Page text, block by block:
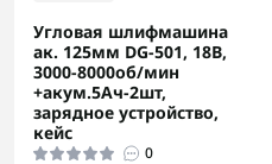
Угловая шлифмашина
ак. 125мм DG-501, 18В,
3000-8000об/мин
+акум.5Ач-2шт,
зарядное устройство,
кейс
0